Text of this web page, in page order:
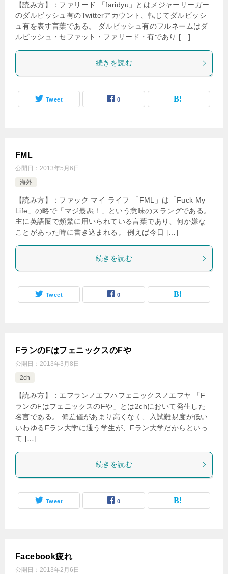
【読み方】：ファリード 「faridyu」とはメジャーリーガー
のダルビッシュ有のTwitterアカウント、転じてダルビッシ
ュ有を表す言葉である。 ダルビッシュ有のフルネームはダ
ルビッシュ・セファット・ファリード・有であり […]
続きを読む
Tweet 0
FML
公開日： 2013年5月6日
海外
【読み方】：ファック マイ ライフ 「FML」は「Fuck My
Life」の略で「マジ最悪！」という意味のスラングである。
主に英語圏で頻繁に用いられている言葉であり、何か嫌な
ことがあった時に書き込まれる。 例えば今日 […]
続きを読む
Tweet 0
FランのFはフェニックスのFや
公開日： 2013年3月8日
2ch
【読み方】：エフランノエフハフェニックスノエフヤ 「F
ランのFはフェニックスのFや」とは2chにおいて発生した
名言である。 偏差値があまり高くなく、入試難易度が低い
いわゆるFラン大学に通う学生が、Fラン大学だからといっ
て […]
続きを読む
Tweet 0
Facebook疲れ
公開日： 2013年2月6日